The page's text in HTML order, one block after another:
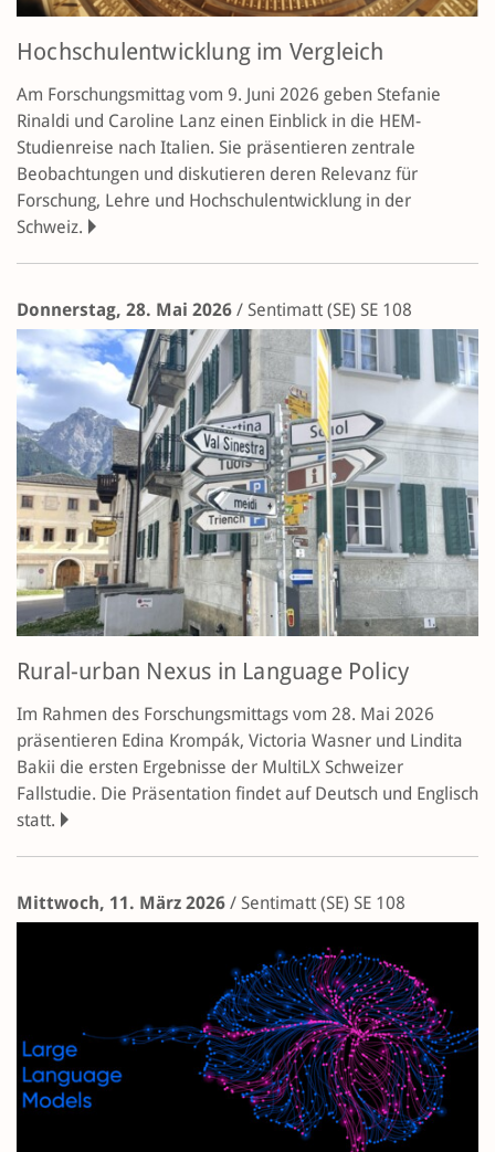
Hochschulentwicklung im Vergleich
Am Forschungsmittag vom 9. Juni 2026 geben Stefanie
Rinaldi und Caroline Lanz einen Einblick in die HEM-
Studienreise nach Italien. Sie präsentieren zentrale
Beobachtungen und diskutieren deren Relevanz für
Forschung, Lehre und Hochschulentwicklung in der
Schweiz.
Donnerstag, 28. Mai 2026 / Sentimatt (SE) SE 108
Rural-urban Nexus in Language Policy
Im Rahmen des Forschungsmittags vom 28. Mai 2026
präsentieren Edina Krompák, Victoria Wasner und Lindita
Bakii die ersten Ergebnisse der MultiLX Schweizer
Fallstudie. Die Präsentation findet auf Deutsch und Englisch
statt.
Mittwoch, 11. März 2026 / Sentimatt (SE) SE 108